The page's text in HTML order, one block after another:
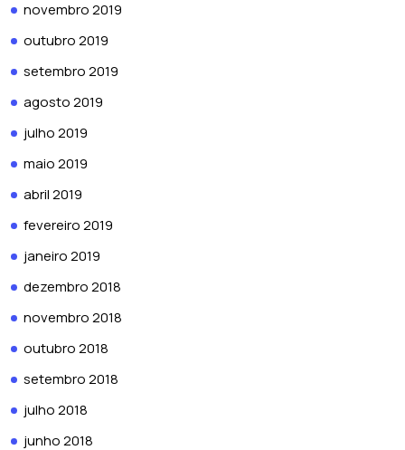
novembro 2019
outubro 2019
setembro 2019
agosto 2019
julho 2019
maio 2019
abril 2019
fevereiro 2019
janeiro 2019
dezembro 2018
novembro 2018
outubro 2018
setembro 2018
julho 2018
junho 2018